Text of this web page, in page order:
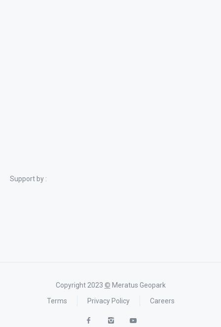
Support by :
Copyright 2023 © Meratus Geopark
Terms
Privacy Policy Careers